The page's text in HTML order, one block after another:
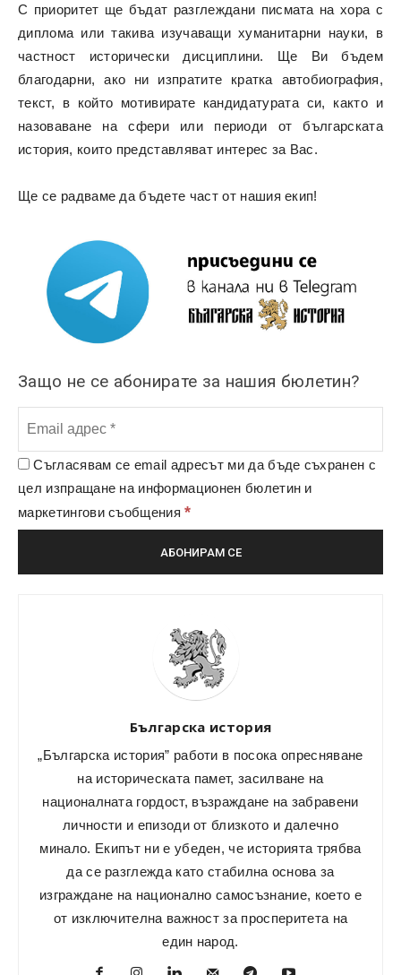
С приоритет ще бъдат разглеждани писмата на хора с
диплома или такива изучаващи хуманитарни науки, в
частност исторически дисциплини. Ще Ви бъдем
благодарни, ако ни изпратите кратка автобиография,
текст, в който мотивирате кандидатурата си, както и
назоваване на сфери или периоди от българската
история, които представляват интерес за Вас.
Ще се радваме да бъдете част от нашия екип!
Защо не се абонирате за нашия бюлетин?
Съгласявам се email адресът ми да бъде съхранен с
цел изпращане на информационен бюлетин и
маркетингови съобщения*
Българска история
„Българска история” работи в посока опресняване
на историческата памет, засилване на
националната гордост, възраждане на забравени
личности и епизоди от близкото и далечно
минало. Екипът ни е убеден, че историята трябва
да се разглежда като стабилна основа за
изграждане на национално самосъзнание, което е
от изключителна важност за просперитета на
един народ.